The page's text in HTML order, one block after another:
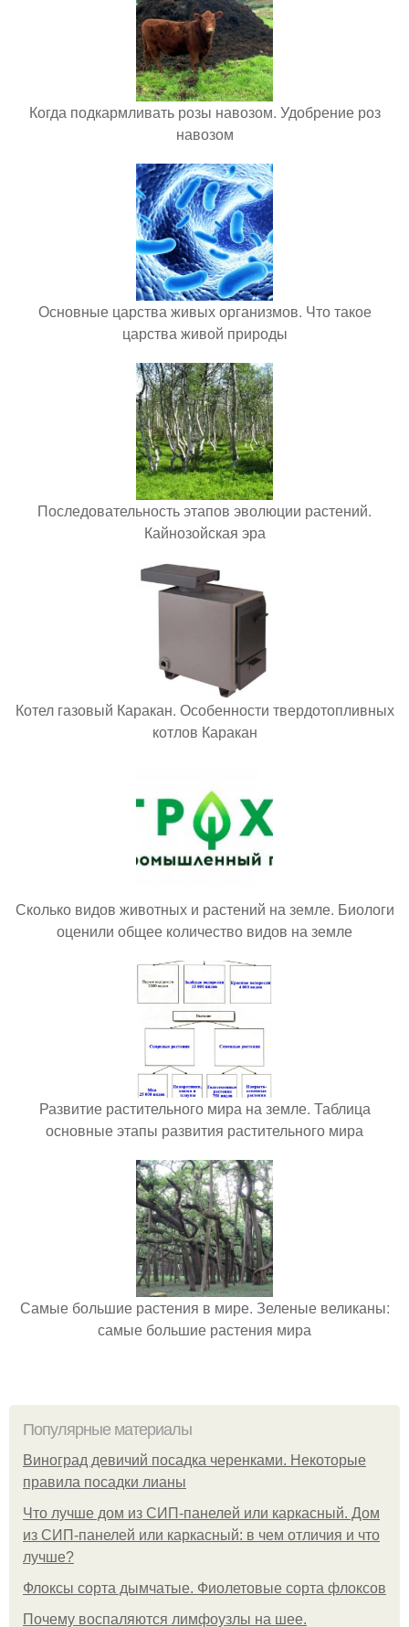
Когда подкармливать розы навозом. Удобрение роз
навозом
Основные царства живых организмов. Что такое
царства живой природы
Последовательность этапов эволюции растений.
Кайнозойская эра
Котел газовый Каракан. Особенности твердотопливных
котлов Каракан
Сколько видов животных и растений на земле. Биологи
оценили общее количество видов на земле
Развитие растительного мира на земле. Таблица
основные этапы развития растительного мира
Самые большие растения в мире. Зеленые великаны:
самые большие растения мира
Популярные материалы
Виноград девичий посадка черенками. Некоторые
правила посадки лианы
Что лучше дом из СИП-панелей или каркасный. Дом
из СИП-панелей или каркасный: в чем отличия и что
лучше?
Флоксы сорта дымчатые. Фиолетовые сорта флоксов
Почему воспаляются лимфоузлы на шее.